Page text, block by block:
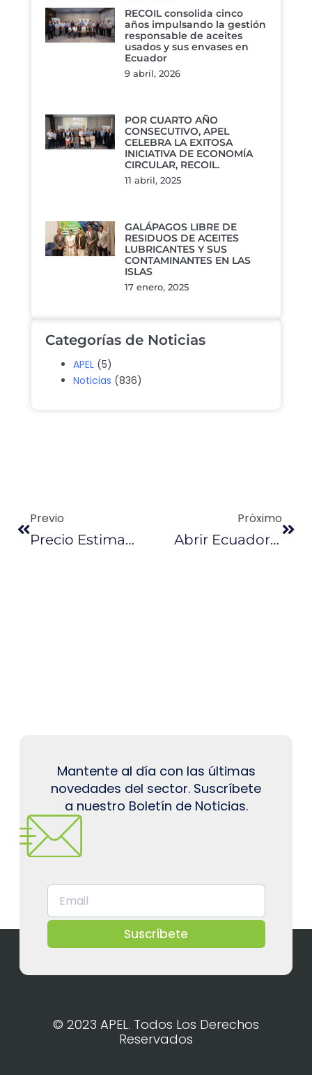
RECOIL consolida cinco
años impulsando la gestión
responsable de aceites
usados y sus envases en
Ecuador
9 abril, 2026
POR CUARTO AÑO
CONSECUTIVO, APEL
CELEBRA LA EXITOSA
INICIATIVA DE ECONOMÍA
CIRCULAR, RECOIL.
11 abril, 2025
GALÁPAGOS LIBRE DE
RESIDUOS DE ACEITES
LUBRICANTES Y SUS
CONTAMINANTES EN LAS
ISLAS
17 enero, 2025
Categorías de Noticias
APEL (5)
Noticias (836)
Previo
Precio Estimado Del Petróleo Se Redujo A $ 50,05
Próximo
Abrir Ecuador Al Mundo Es El Eje De La Política Comercial
Mantente al día con las últimas
novedades del sector. Suscríbete
a nuestro Boletín de Noticias.
Suscríbete
© 2023 APEL. Todos Los Derechos
Reservados